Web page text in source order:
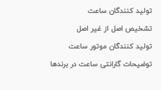
تولید کنندگان ساعت
تشخیص اصل از غیر اصل
تولید کنندگان موتور ساعت
توضیحات گارانتی ساعت در برندها